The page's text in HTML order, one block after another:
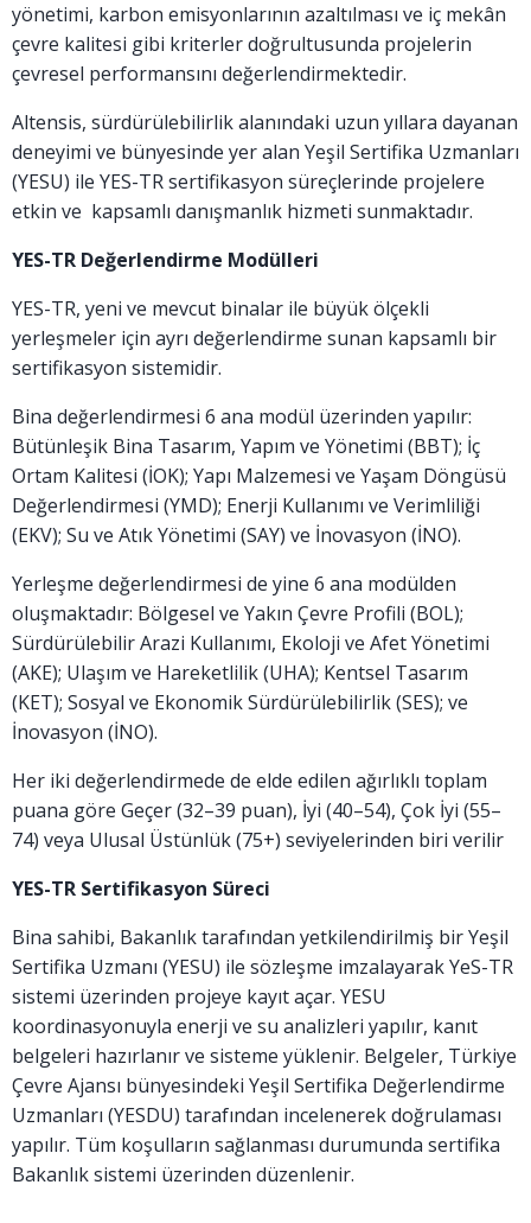
yönetimi, karbon emisyonlarının azaltılması ve iç mekân
çevre kalitesi gibi kriterler doğrultusunda projelerin
çevresel performansını değerlendirmektedir.
Altensis, sürdürülebilirlik alanındaki uzun yıllara dayanan
deneyimi ve bünyesinde yer alan Yeşil Sertifika Uzmanları
(YESU) ile YES-TR sertifikasyon süreçlerinde projelere
etkin ve kapsamlı danışmanlık hizmeti sunmaktadır.
YES-TR Değerlendirme Modülleri
YES-TR, yeni ve mevcut binalar ile büyük ölçekli
yerleşmeler için ayrı değerlendirme sunan kapsamlı bir
sertifikasyon sistemidir.
Bina değerlendirmesi 6 ana modül üzerinden yapılır:
Bütünleşik Bina Tasarım, Yapım ve Yönetimi (BBT); İç
Ortam Kalitesi (İOK); Yapı Malzemesi ve Yaşam Döngüsü
Değerlendirmesi (YMD); Enerji Kullanımı ve Verimliliği
(EKV); Su ve Atık Yönetimi (SAY) ve İnovasyon (İNO).
Yerleşme değerlendirmesi de yine 6 ana modülden
oluşmaktadır: Bölgesel ve Yakın Çevre Profili (BOL);
Sürdürülebilir Arazi Kullanımı, Ekoloji ve Afet Yönetimi
(AKE); Ulaşım ve Hareketlilik (UHA); Kentsel Tasarım
(KET); Sosyal ve Ekonomik Sürdürülebilirlik (SES); ve
İnovasyon (İNO).
Her iki değerlendirmede de elde edilen ağırlıklı toplam
puana göre Geçer (32–39 puan), İyi (40–54), Çok İyi (55–
74) veya Ulusal Üstünlük (75+) seviyelerinden biri verilir
YES-TR Sertifikasyon Süreci
Bina sahibi, Bakanlık tarafından yetkilendirilmiş bir Yeşil
Sertifika Uzmanı (YESU) ile sözleşme imzalayarak YeS-TR
sistemi üzerinden projeye kayıt açar. YESU
koordinasyonuyla enerji ve su analizleri yapılır, kanıt
belgeleri hazırlanır ve sisteme yüklenir. Belgeler, Türkiye
Çevre Ajansı bünyesindeki Yeşil Sertifika Değerlendirme
Uzmanları (YESDU) tarafından incelenerek doğrulaması
yapılır. Tüm koşulların sağlanması durumunda sertifika
Bakanlık sistemi üzerinden düzenlenir.